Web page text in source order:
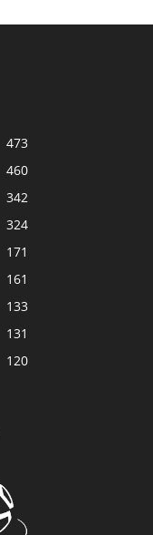
473
460
342
324
171
161
133
131
120